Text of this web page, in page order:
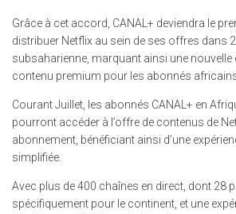
Grâce à cet accord, CANAL+ deviendra le
distribuer Netflix au sein de ses offres dans
subsaharienne, marquant ainsi une nouvelle
contenu premium pour les abonnés
Courant Juillet, les abonnés CANAL+ en
pourront accéder à l’offre de contenus de
abonnement, bénéficiant ainsi d’une
simplifiée.
Avec plus de 400 chaînes en direct, dont 28
spécifiquement pour le continent, et une